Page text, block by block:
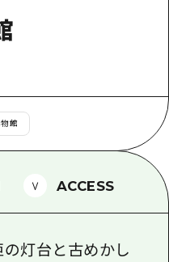
ット
Wi-Fi
国人旅行者向け情報一
イド
ーリズム
の皆さま
館
ACCESS
の灯台と古めかし